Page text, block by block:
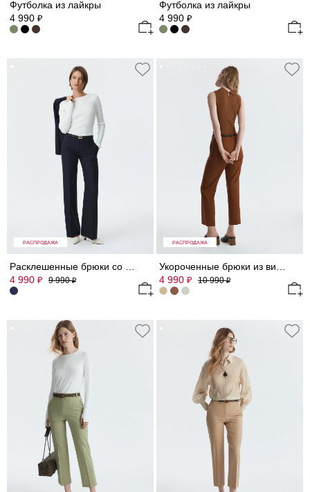
Футболка из лайкры
4 990 ₽
Футболка из лайкры
4 990 ₽
РАСПРОДАЖА
Расклешенные брюки со стрелками
4 990 ₽ 9 990₽
РАСПРОДАЖА
Укороченные брюки из вискозы
4 990 ₽ 10 990₽